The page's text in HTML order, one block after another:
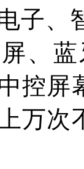
子、
、
控屏
万次